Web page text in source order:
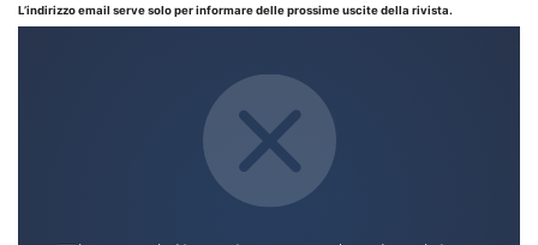
L’indirizzo email serve solo per informare delle prossime uscite della rivista.